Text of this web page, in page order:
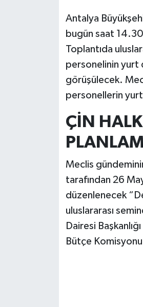
Antalya
bugün saat
Toplantıda
personelinin yurt
görüşülecek.
personellerin
ÇİN
Meclis
tarafından 26
düzenlenecek
uluslararası
Dairesi
Bütçe